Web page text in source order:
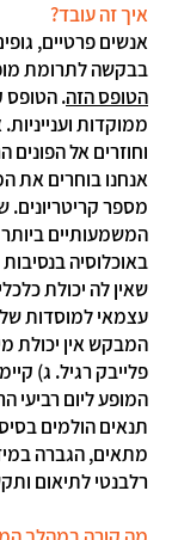
איך זה עובד?
אנשים פרטיים,
בבקשה לתרומת
הטופס הזה. הטופס
ממוקדות
וחוזרים אל הפונים
אנחנו בוחרים את
מספר קריטריונים.
המשמעותיים
באוכלוסיה
שאין לה יכולת
עצמאי למוסדות של
המבקש אין יכולת
פלייבק רגיל. ג)
המופע ליום רביעי
תנאים הולמים
מתאים, הגברה
רלבנטי לתיאום